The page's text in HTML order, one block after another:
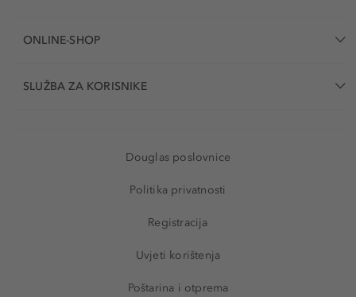
ONLINE-SHOP
SLUŽBA ZA KORISNIKE
Douglas poslovnice
Politika privatnosti
Registracija
Uvjeti korištenja
Poštarina i otprema